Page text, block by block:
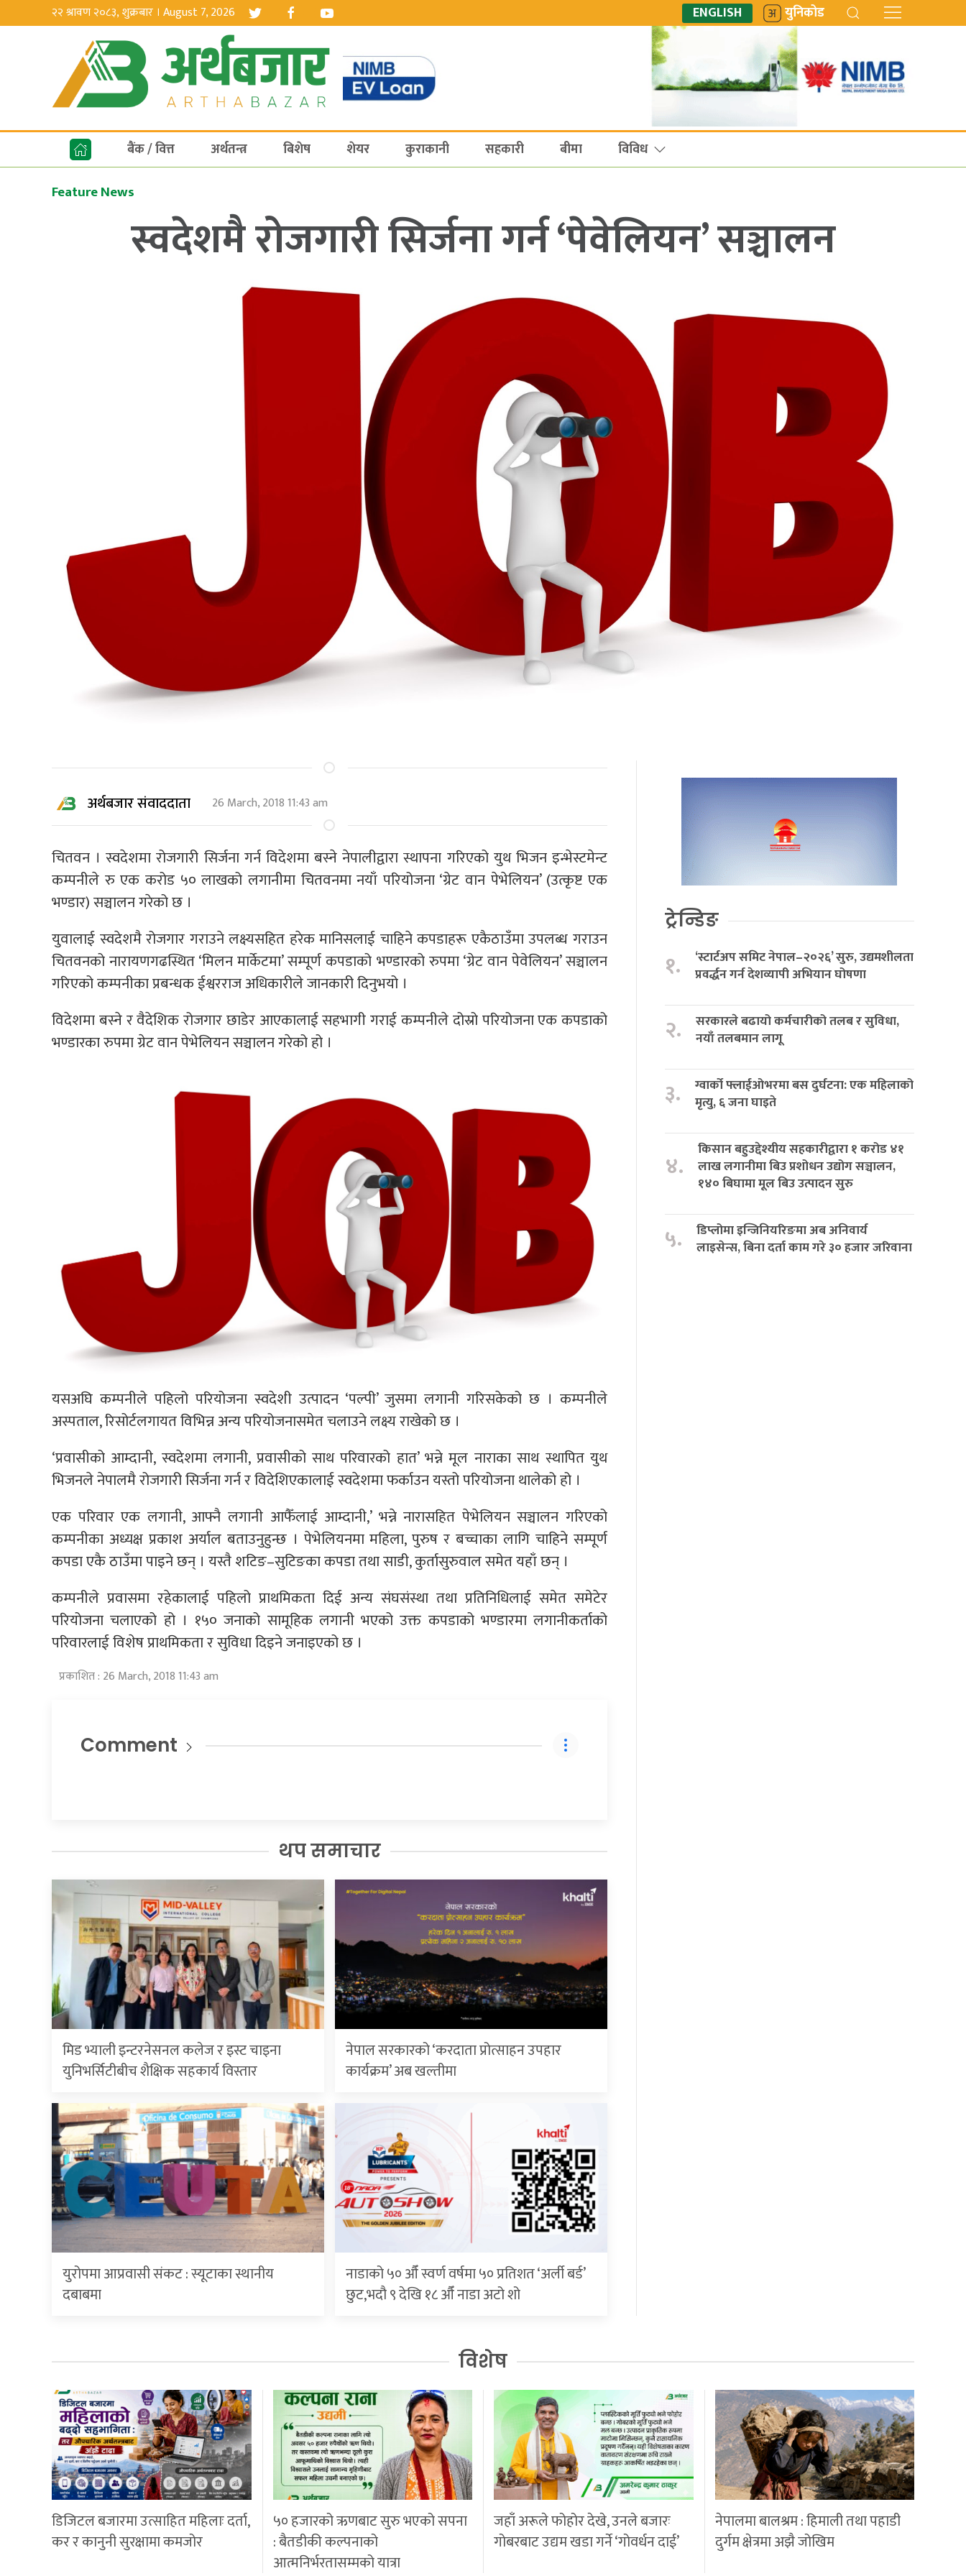
२२ श्रावण २०८३, शुक्रबार । August 7, 2026 ENGLISH युनिकोड
बैंक / वित्त अर्थतन्त्र बिशेष शेयर कुराकानी सहकारी बीमा विविध
Feature News
स्वदेशमै रोजगारी सिर्जना गर्न ‘पेवेलियन’ सञ्चालन
अर्थबजार संवाददाता 26 March, 2018 11:43 am
चितवन । स्वदेशमा रोजगारी सिर्जना गर्न विदेशमा बस्ने नेपालीद्वारा स्थापना गरिएको युथ भिजन इन्भेस्टमेन्ट
कम्पनीले रु एक करोड ५० लाखको लगानीमा चितवनमा नयाँ परियोजना ‘ग्रेट वान पेभेलियन’ (उत्कृष्ट एक
भण्डार) सञ्चालन गरेको छ ।
युवालाई स्वदेशमै रोजगार गराउने लक्ष्यसहित हरेक मानिसलाई चाहिने कपडाहरू एकैठाउँमा उपलब्ध गराउन
चितवनको नारायणगढस्थित ‘मिलन मार्केटमा’ सम्पूर्ण कपडाको भण्डारको रुपमा ‘ग्रेट वान पेवेलियन’ सञ्चालन
गरिएको कम्पनीका प्रबन्धक ईश्वरराज अधिकारीले जानकारी दिनुभयो ।
विदेशमा बस्ने र वैदेशिक रोजगार छाडेर आएकालाई सहभागी गराई कम्पनीले दोस्रो परियोजना एक कपडाको
भण्डारका रुपमा ग्रेट वान पेभेलियन सञ्चालन गरेको हो ।
यसअघि कम्पनीले पहिलो परियोजना स्वदेशी उत्पादन ‘पल्पी’ जुसमा लगानी गरिसकेको छ । कम्पनीले
अस्पताल, रिसोर्टलगायत विभिन्न अन्य परियोजनासमेत चलाउने लक्ष्य राखेको छ ।
‘प्रवासीको आम्दानी, स्वदेशमा लगानी, प्रवासीको साथ परिवारको हात’ भन्ने मूल नाराका साथ स्थापित युथ
भिजनले नेपालमै रोजगारी सिर्जना गर्न र विदेशिएकालाई स्वदेशमा फर्काउन यस्तो परियोजना थालेको हो ।
एक परिवार एक लगानी, आफ्नै लगानी आफैँलाई आम्दानी,’ भन्ने नारासहित पेभेलियन सञ्चालन गरिएको
कम्पनीका अध्यक्ष प्रकाश अर्याल बताउनुहुन्छ । पेभेलियनमा महिला, पुरुष र बच्चाका लागि चाहिने सम्पूर्ण
कपडा एकै ठाउँमा पाइने छन् । यस्तै शटिङ–सुटिङका कपडा तथा साडी, कुर्तासुरुवाल समेत यहाँ छन् ।
कम्पनीले प्रवासमा रहेकालाई पहिलो प्राथमिकता दिई अन्य संघसंस्था तथा प्रतिनिधिलाई समेत समेटेर
परियोजना चलाएको हो । १५० जनाको सामूहिक लगानी भएको उक्त कपडाको भण्डारमा लगानीकर्ताको
परिवारलाई विशेष प्राथमिकता र सुविधा दिइने जनाइएको छ ।
प्रकाशित : 26 March, 2018 11:43 am
Comment
थप समाचार
मिड भ्याली इन्टरनेसनल कलेज र इस्ट चाइना
युनिभर्सिटीबीच शैक्षिक सहकार्य विस्तार
नेपाल सरकारको ‘करदाता प्रोत्साहन उपहार
कार्यक्रम’ अब खल्तीमा
युरोपमा आप्रवासी संकट : स्यूटाका स्थानीय
दबाबमा
नाडाको ५० औँ स्वर्ण वर्षमा ५० प्रतिशत ‘अर्ली बर्ड’
छुट,भदौ ९ देखि १८ औँ नाडा अटो शो
ट्रेन्डिङ
१.
‘स्टार्टअप समिट नेपाल–२०२६’ सुरु, उद्यमशीलता
प्रवर्द्धन गर्न देशव्यापी अभियान घोषणा
२.
सरकारले बढायो कर्मचारीको तलब र सुविधा,
नयाँ तलबमान लागू
३.
ग्वार्को फ्लाईओभरमा बस दुर्घटना: एक महिलाको
मृत्यु, ६ जना घाइते
४.
किसान बहुउद्देश्यीय सहकारीद्वारा १ करोड ४१
लाख लगानीमा बिउ प्रशोधन उद्योग सञ्चालन,
१४० बिघामा मूल बिउ उत्पादन सुरु
५.
डिप्लोमा इन्जिनियरिङमा अब अनिवार्य
लाइसेन्स, बिना दर्ता काम गरे ३० हजार जरिवाना
विशेष
डिजिटल बजारमा उत्साहित महिलाः दर्ता,
कर र कानुनी सुरक्षामा कमजोर
५० हजारको ऋणबाट सुरु भएको सपना
: बैतडीकी कल्पनाको
आत्मनिर्भरतासम्मको यात्रा
जहाँ अरूले फोहोर देखे, उनले बजारः
गोबरबाट उद्यम खडा गर्ने ‘गोवर्धन दाई’
नेपालमा बालश्रम : हिमाली तथा पहाडी
दुर्गम क्षेत्रमा अझै जोखिम